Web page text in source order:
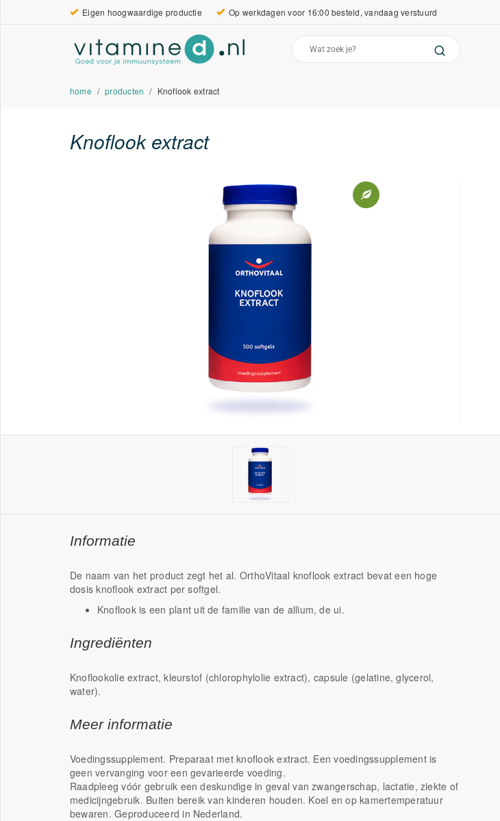
Eigen hoogwaardige productie Op werkdagen voor 16:00 besteld, vandaag verstuurd
home producten Knoflook extract
Knoflook extract
Informatie
De naam van het product zegt het al. OrthoVitaal knoflook extract bevat een hoge
dosis knoflook extract per softgel.
Knoflook is een plant uit de familie van de allium, de ui.
Ingrediënten
Knoflookolie extract, kleurstof (chlorophylolie extract), capsule (gelatine, glycerol,
water).
Meer informatie
Voedingssupplement. Preparaat met knoflook extract. Een voedingssupplement is
geen vervanging voor een gevarieerde voeding.
Raadpleeg vóór gebruik een deskundige in geval van zwangerschap, lactatie, ziekte of
medicijngebruik. Buiten bereik van kinderen houden. Koel en op kamertemperatuur
bewaren. Geproduceerd in Nederland.